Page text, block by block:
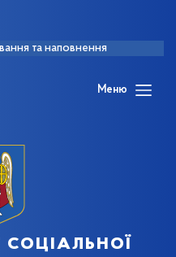
та наповнення
Меню